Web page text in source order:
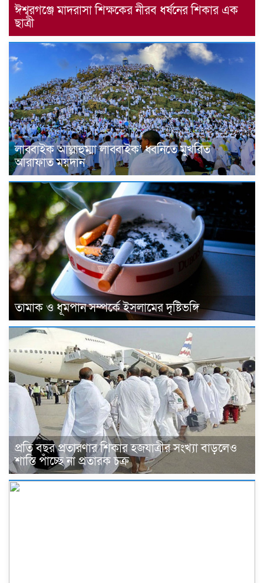
ঈশ্বরগঞ্জে মাদরাসা শিক্ষকের নীরব ধর্ষনের শিকার এক
ছাত্রী
লাব্বাইক আল্লাহুম্মা লাব্বাইক’ ধ্বনিতে মুখরিত
আরাফাত ময়দান
তামাক ও ধূমপান সম্পর্কে ইসলামের দৃষ্টিভঙ্গি
প্রতি বছর প্রতারণার শিকার হজযাত্রীর সংখ্যা বাড়লেও
শাস্তি পাঁচ্ছে না প্রতারক চক্র